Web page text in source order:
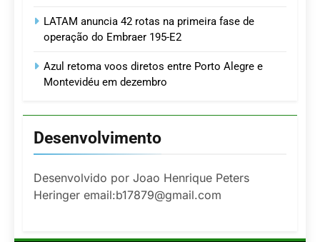
LATAM anuncia 42 rotas na primeira fase de
operação do Embraer 195-E2
Azul retoma voos diretos entre Porto Alegre e
Montevidéu em dezembro
Desenvolvimento
Desenvolvido por Joao Henrique Peters
Heringer email:b17879@gmail.com